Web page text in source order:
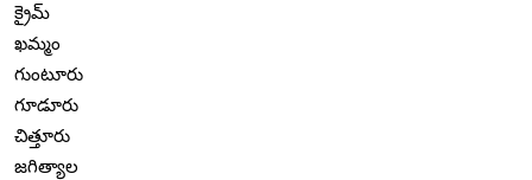
క్రైమ్
ఖమ్మం
గుంటూరు
గూడూరు
చిత్తూరు
జగిత్యాల